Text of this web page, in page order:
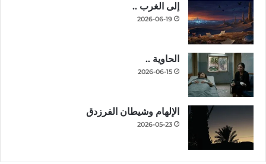
إلى الغرب ..
2026-06-19
الحاوية ..
2026-06-15
الإلهام وشيطان الفرزدق
2026-05-23